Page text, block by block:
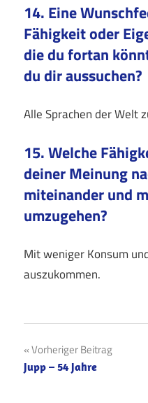
14. Eine
Fähigkeit oder
die du fortan
du dir aussuchen?
Alle Sprachen der Welt
15. Welche
deiner Meinung
miteinander und
umzugehen?
Mit weniger Konsum
auszukommen.
Vorheriger Beitrag
Jupp – 54 Jahre